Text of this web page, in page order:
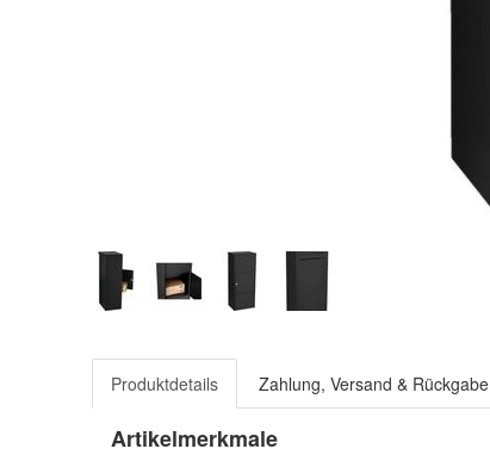
Produktdetails Zahlung, Versand & Rückgabe
Artikelmerkmale